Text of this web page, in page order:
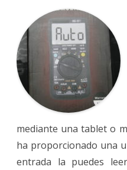
mediante una tablet o
ha proporcionado una
entrada la puedes